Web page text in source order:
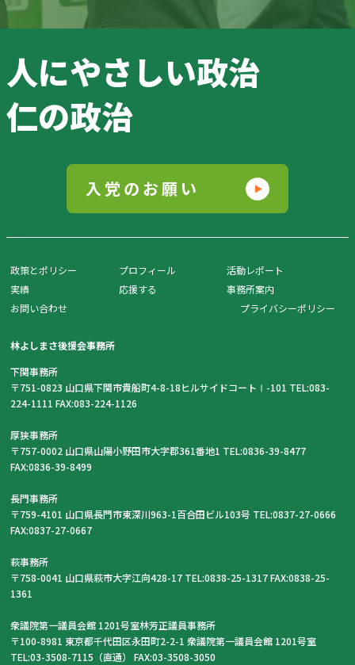
人にやさしい政治
仁の政治
入党のお願い
政策とポリシー プロフィール
活動レポート
実績
応援する
事務所案内
お問い合わせ
プライバシーポリシー
林よしまさ後援会事務所
下関事務所
〒751-0823 山口県下関市貴船町4-8-18ヒルサイドコートⅠ-101 TEL:083-
224-1111 FAX:083-224-1126
厚狭事務所
〒757-0002 山口県山陽小野田市大字郡361番地1 TEL:0836-39-8477
FAX:0836-39-8499
長門事務所
〒759-4101 山口県長門市東深川963-1百合田ビル103号 TEL:0837-27-0666
FAX:0837-27-0667
萩事務所
〒758-0041 山口県萩市大字江向428-17 TEL:0838-25-1317 FAX:0838-25-
1361
衆議院第一議員会館 1201号室林芳正議員事務所
〒100-8981 東京都千代田区永田町2-2-1 衆議院第一議員会館 1201号室
TEL:03-3508-7115（直通） FAX:03-3508-3050